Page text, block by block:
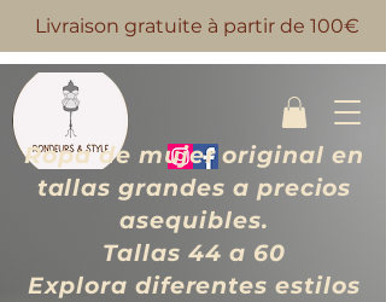
Livraison gratuite à partir de 100€
Ropa de mujer original en
tallas grandes a precios
asequibles.
Tallas 44 a 60
Explora diferentes estilos